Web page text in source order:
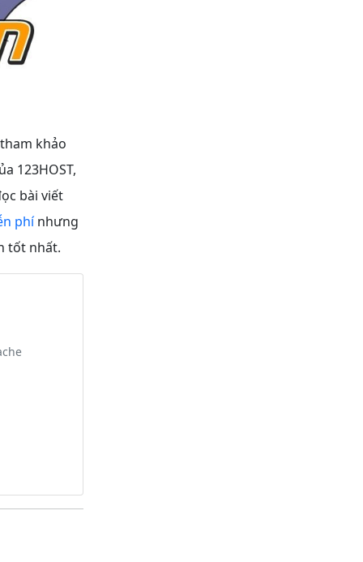
khảo
123HOST,
bài viết
phínhưng
tốt nhất.